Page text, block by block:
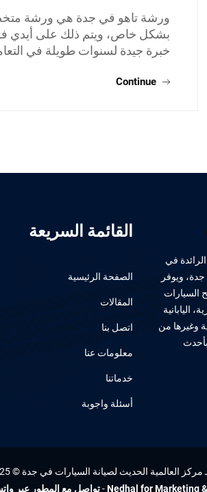
ورشة تاهو في جدة هي ورشة
بشكل خاص، ويتم ذلك على أيدي
خبرة جيدة لسنوات طويلة في
Continue
في
ويوفر
السيارات
اليابانية
وغيرها من
القائمة السريعة
الصفحة الرئيسية
المقالات
اتصل بنا
معلومات عنا
خدماتنا
أسئلة واجوبة
العالمية الحديث لصيانة السيارات في جدة © 2025
Nedhal for Marketing
-تواصل مع المطور عبر